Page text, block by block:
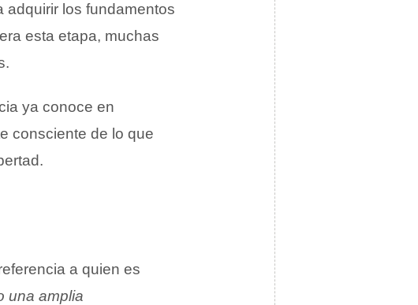
adquirir los fundamentos
esta etapa, muchas
ya conoce en
consciente de lo que
a quien es
una amplia